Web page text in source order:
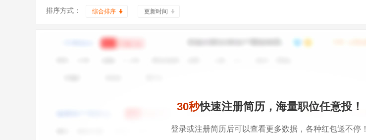
排序方式： 综合排序 更新时间
30秒快速注册简历，海量职位任意投！
登录或注册简历后可以查看更多数据，各种红包送不停！